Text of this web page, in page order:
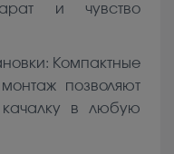
и чувство
Компактные
позволяют
качалку в любую